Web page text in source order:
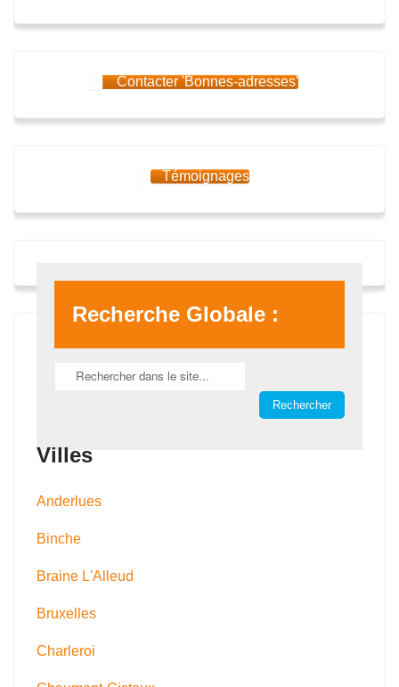
Contacter 'Bonnes-adresses'
Témoignages
Recherche Globale :
Villes
Anderlues
Binche
Braine L'Alleud
Bruxelles
Charleroi